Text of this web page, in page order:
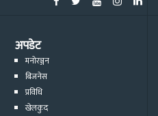
अपडेट
मनोरञ्जन
बिजनेस
प्रविधि
खेलकुद